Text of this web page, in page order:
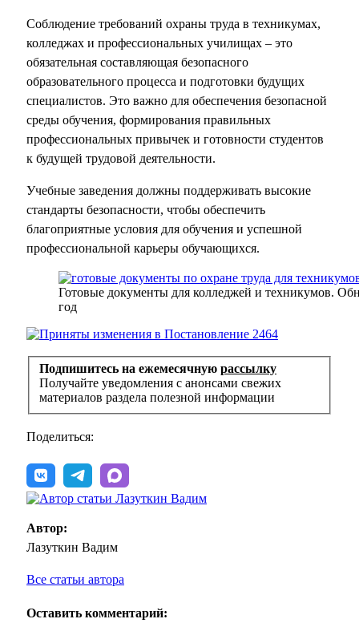
Соблюдение требований охраны труда в техникумах,
колледжах и профессиональных училищах – это
обязательная составляющая безопасного
образовательного процесса и подготовки будущих
специалистов. Это важно для обеспечения безопасной
среды обучения, формирования правильных
профессиональных привычек и готовности студентов
к будущей трудовой деятельности.
Учебные заведения должны поддерживать высокие
стандарты безопасности, чтобы обеспечить
благоприятные условия для обучения и успешной
профессиональной карьеры обучающихся.
Готовые документы для колледжей и техникумов.
год
Подпишитесь на ежемесячную рассылку
Получайте уведомления с анонсами свежих
материалов раздела полезной информации
Поделиться:
Автор:
Лазуткин Вадим
Все статьи автора
Оставить комментарий: